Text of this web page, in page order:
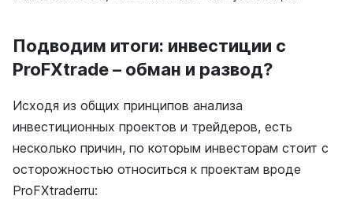
Подводим итоги: инвестиции с
ProFXtrade – обман и развод?
Исходя из общих принципов анализа
инвестиционных проектов и трейдеров, есть
несколько причин, по которым инвесторам стоит с
осторожностью относиться к проектам вроде
ProFXtraderru: